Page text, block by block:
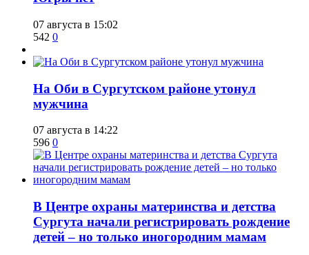
07 августа в 15:02
542 0
​На Оби в Сургутском районе утонул
мужчина
07 августа в 14:22
596 0
​В Центре охраны материнства и детства
Сургута начали регистрировать рождение
детей – но только иногородним мамам